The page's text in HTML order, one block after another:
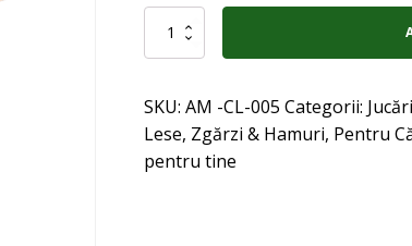
fost:
16,00 lei.
11,00 lei.
Cantitate
Zgarda
de
talie
sau
SKU: AM -CL-005 Categorii:
Lese, Zgărzi & Hamuri, Pentru
pentru tine